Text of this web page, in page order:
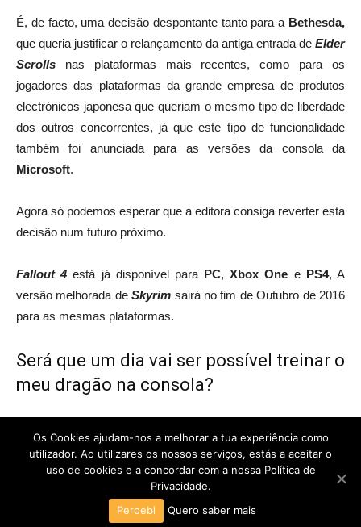
É, de facto, uma decisão despontante tanto para a Bethesda,
que queria justificar o relançamento da antiga entrada de Elder
Scrolls nas plataformas mais recentes, como para os
jogadores das plataformas da grande empresa de produtos
electrónicos japonesa que queriam o mesmo tipo de liberdade
dos outros concorrentes, já que este tipo de funcionalidade
também foi anunciada para as versões da consola da
Microsoft.
Agora só podemos esperar que a editora consiga reverter esta
decisão num futuro próximo.
Fallout 4 está já disponível para PC,Xbox One e PS4, A
versão melhorada deSkyrim sairá no fim de Outubro de 2016
para as mesmas plataformas.
Será que um dia vai ser possível treinar o
meu dragão na consola?
FONTE Bethesda
POLÍTICA DE PRIVACIDADE
TERMOS E CONDIÇÕES
2026 © Todos os direitos reservados. Cubo Geek é uma marca
Os Cookies ajudam-nos a melhorar a tua experiência como
utilizador. Ao utilizares os nossos serviços, estás a aceitar o
uso de cookies e a concordar com a nossa Política de
Privacidade.
Percebi
Quero saber mais